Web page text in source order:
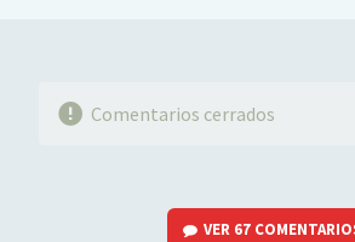
Comentarios cerrados
VER 67